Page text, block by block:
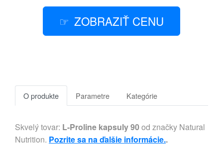
ZOBRAZIŤ CENU
O produkte Parametre Kategórie
Skvelý tovar: L-Proline kapsuly 90od značky Natural
Nutrition. Pozrite sa na ďalšie informácie..